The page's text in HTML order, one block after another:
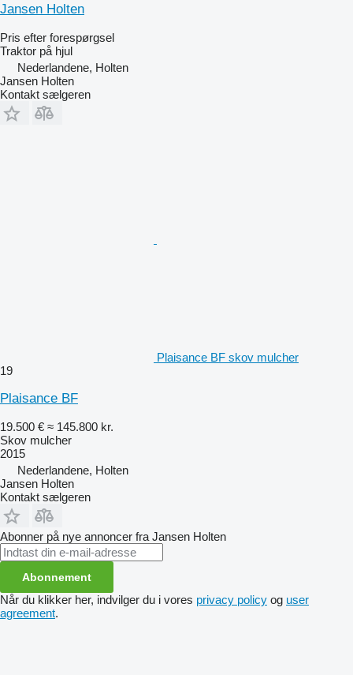
Jansen Holten
Pris efter forespørgsel
Traktor på hjul
Nederlandene, Holten
Jansen Holten
Kontakt sælgeren
Plaisance BF skov mulcher
19
Plaisance BF
19.500 € ≈ 145.800 kr.
Skov mulcher
2015
Nederlandene, Holten
Jansen Holten
Kontakt sælgeren
Abonner på nye annoncer fra Jansen Holten
Abonnement
Når du klikker her, indvilger du i vores privacy policy og user
agreement.